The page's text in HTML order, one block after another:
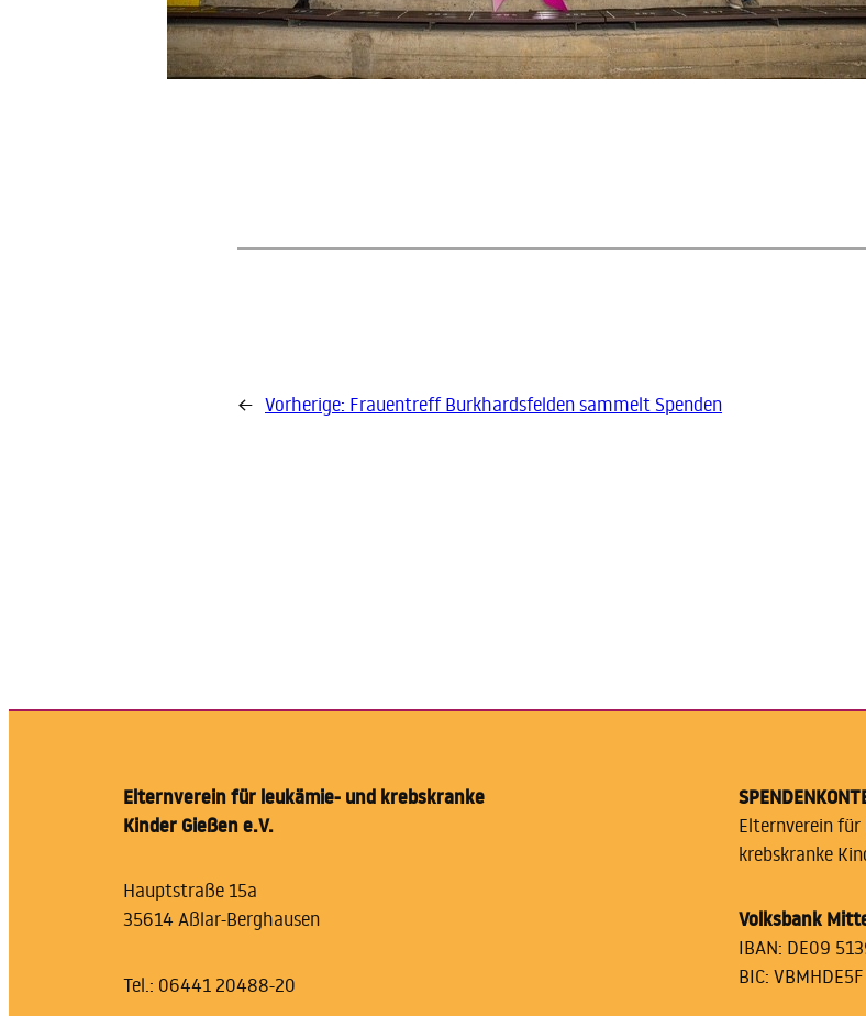
← Vorherige: Frauentreff Burkhardsfelden sammelt Spenden
Elternverein für leukämie- und krebskranke
Kinder Gießen e.V.
Hauptstraße 15a
35614 Aßlar-Berghausen
Tel.: 06441 20488-20
Elternverein für
krebskranke
Volksbank
IBAN: DE09
BIC: VBMHDE5F